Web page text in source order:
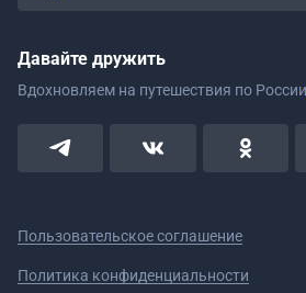
Давайте дружить
Вдохновляем на путешествия по России
Пользовательское соглашение
Политика конфиденциальности